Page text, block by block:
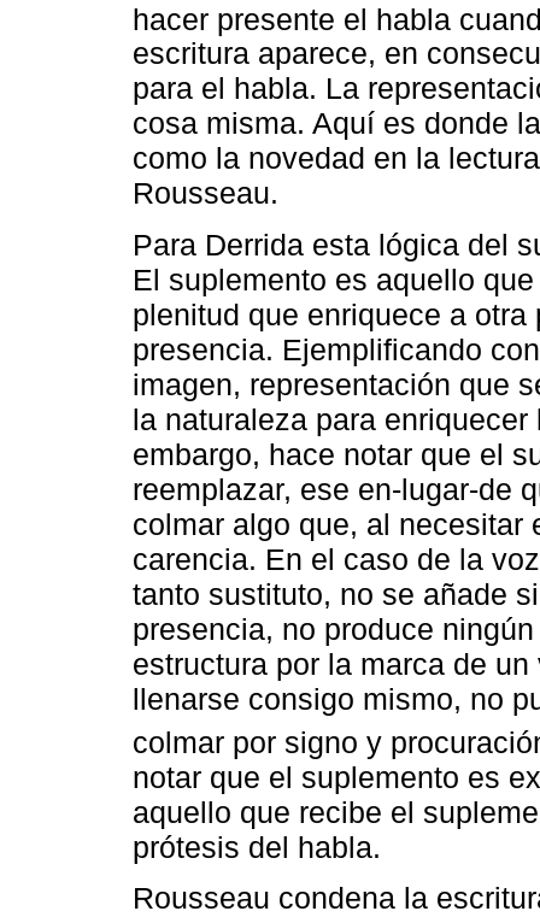
hacer presente el habla
escritura aparece, en
para el habla. La
cosa misma. Aquí es donde
como la novedad en la
Rousseau.
Para Derrida esta lógica del
El suplemento es aquello
plenitud que enriquece a
presencia. Ejemplificando
imagen, representación que
la naturaleza para
embargo, hace notar que el
reemplazar, ese en-lugar-de
colmar algo que, al necesitar
carencia. En el caso de la
tanto sustituto, no se añade
presencia, no produce
estructura por la marca de
llenarse consigo mismo, no
colmar por signo y
notar que el suplemento es
aquello que recibe el
prótesis del habla.
Rousseau condena la